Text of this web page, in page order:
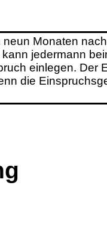
Monaten
jedermann
einlegen. Der
die